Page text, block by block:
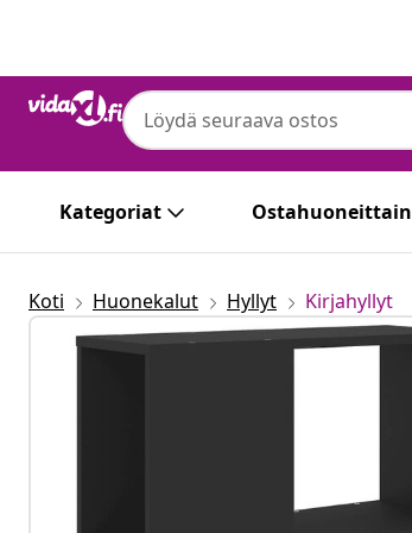
Kategoriat Ostahuoneittain
Koti Huonekalut Hyllyt Kirjahyllyt